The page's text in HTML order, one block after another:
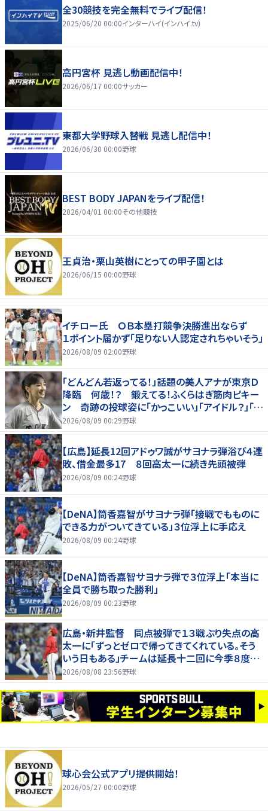
全30競技を完全無料でライブ配信！
2025/06/20 00:00インターハイ(インハイ.tv)
高円宮杯 見逃し動画配信中！
2026/06/17 00:00サッカー
東都大学野球入替戦 見逃し配信中！
2026/06/30 00:00野球
BEST BODY JAPANをライブ配信！
2026/04/01 00:00その他競技
王貞治・栗山英樹にとっての甲子園とは
2026/06/15 00:00野球
イチロー氏 ＯＢ本塁打競争決勝進出ならず
１ポイント届かず「足りない人認定されちゃいそう」
2026/08/09 02:00野球
「どんどん若返ってる！」話題の美人アナが東京Ｄ
降臨 何歳！？ 鍛えてる！ふくらはぎ筋肉ピキー
ン 奇跡の投球姿に「かっこいい」「アイドル？」「女
神」
2026/08/09 00:29野球
【広島】延長12回アドゥワ誠がサヨナラ弾浴び４連
敗、借金最多17 ８回高太一に続き先頭被弾
2026/08/09 00:24野球
【DeNA】筒香嘉智がサヨナラ弾「接戦でもものに
できる力がついてきている」３位浮上に手応え
2026/08/09 00:24野球
【DeNA】筒香嘉智サヨナラ弾で３位浮上「本当に
全員で勝ち取った勝利」
2026/08/09 00:23野球
広島・新井監督 同点被弾で１３戦ぶり失点の高
太一に「ずっとゼロで帰ってきてくれている。そう
いう日もある」チームは延長十二回に今季８度目
サヨナラ負け
2026/08/08 23:56野球
球心会公式アプリ提供開始！
2026/05/27 00:00野球